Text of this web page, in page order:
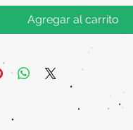
Agregar al carrito